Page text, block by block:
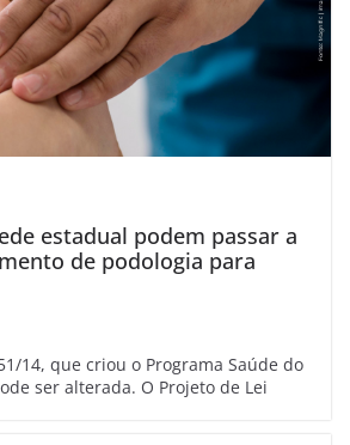
estadual podem passar a
14, que criou o Programa Saúde do
ser alterada. O Projeto de Lei